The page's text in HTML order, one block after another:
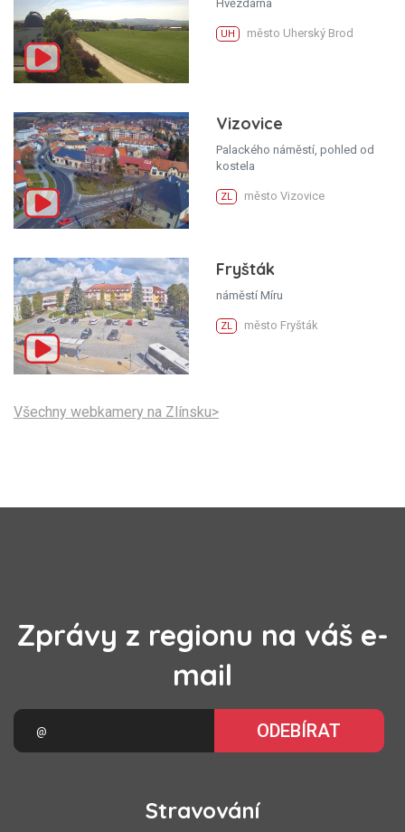
Hvězdárna
UH město Uherský Brod
Vizovice
Palackého náměstí, pohled od
kostela
ZL město Vizovice
Fryšták
náměstí Míru
ZL město Fryšták
Všechny webkamery na Zlínsku>
Zprávy z regionu na váš e-
mail
ODEBÍRAT
Stravování